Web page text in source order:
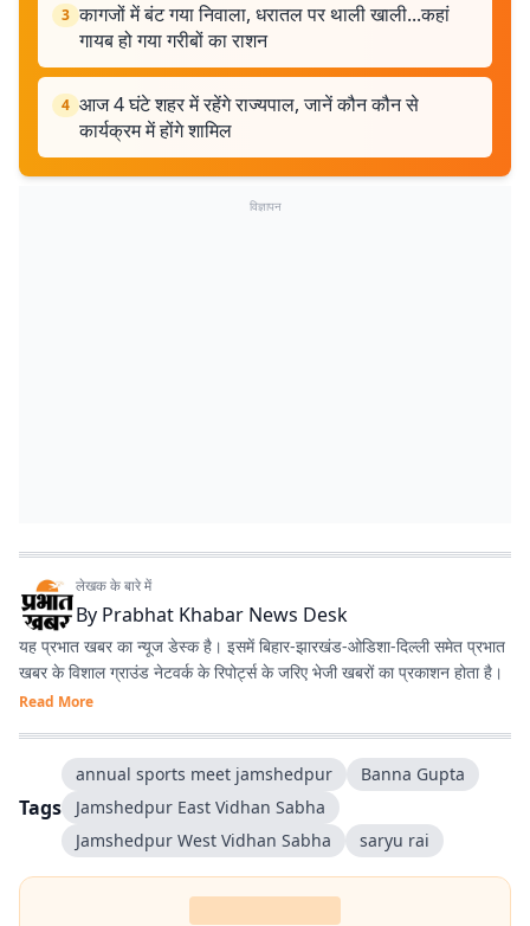
3 कागजों में बंट गया निवाला, धरातल पर थाली खाली...कहां
गायब हो गया गरीबों का राशन
4 आज 4 घंटे शहर में रहेंगे राज्यपाल, जानें कौन कौन से
कार्यक्रम में होंगे शामिल
विज्ञापन
लेखक के बारे में
By Prabhat Khabar News Desk
यह प्रभात खबर का न्यूज डेस्क है। इसमें बिहार-झारखंड-ओडिशा-दिल्‍ली समेत प्रभात
खबर के विशाल ग्राउंड नेटवर्क के रिपोर्ट्स के जरिए भेजी खबरों का प्रकाशन होता है।
Read More
Tags
annual sports meet jamshedpur
Banna Gupta
Jamshedpur East Vidhan Sabha
Jamshedpur West Vidhan Sabha
saryu rai